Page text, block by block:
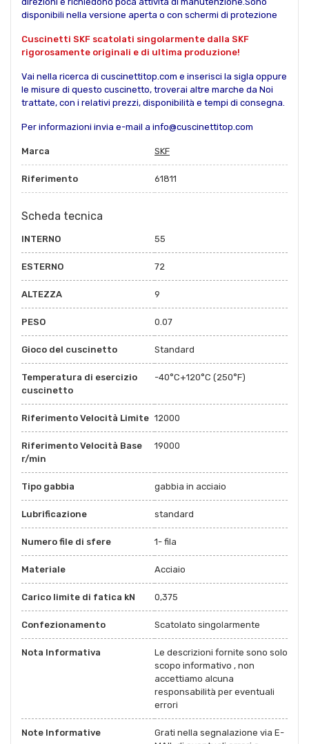
disponibili nella versione aperta o con schermi di protezione
Cuscinetti SKF scatolati singolarmente dalla SKF
rigorosamente originali e di ultima produzione!
Vai nella ricerca di cuscinettitop.com e inserisci la sigla oppure
le misure di questo cuscinetto, troverai altre marche da Noi
trattate, con i relativi prezzi, disponibilità e tempi di consegna.
Per informazioni invia e-mail a info@cuscinettitop.com
Marca SKF
Riferimento 61811
Scheda tecnica
INTERNO 55
ESTERNO 72
ALTEZZA 9
PESO 0.07
Gioco del cuscinetto Standard
Temperatura di esercizio
cuscinetto
-40°C+120°C (250°F)
Riferimento Velocità Limite 12000
Riferimento Velocità Base
r/min
19000
Tipo gabbia gabbia in acciaio
Lubrificazione standard
Numero file di sfere 1- fila
Materiale Acciaio
Carico limite di fatica kN 0,375
Confezionamento Scatolato singolarmente
Nota Informativa
Le descrizioni fornite sono solo
scopo informativo , non
accettiamo alcuna
responsabilità per eventuali
errori
Note Informative
Grati nella segnalazione via E-